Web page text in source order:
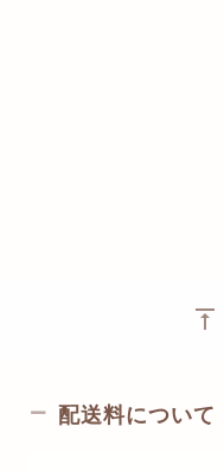
vertical_align_top
配送料について